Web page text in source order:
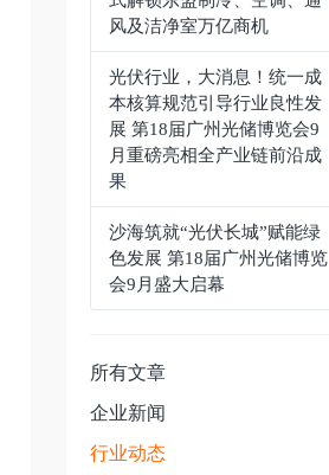
风及洁净室万亿商机
光伏行业，大消息！统一成
本核算规范引导行业良性发
展 第18届广州光储博览会9
月重磅亮相全产业链前沿成
果
沙海筑就“光伏长城”赋能绿
色发展 第18届广州光储博览
会9月盛大启幕
所有文章
企业新闻
行业动态